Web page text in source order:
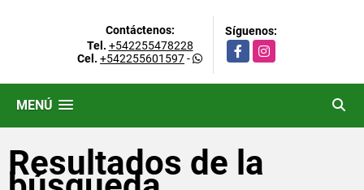
Contáctenos:
Tel. +542255478228
Cel. +542255601597-
Síguenos:
FacebookInstagram
MENÚ
Resultados de la